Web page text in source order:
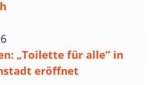
„Toilette für alle“ in
eröffnet